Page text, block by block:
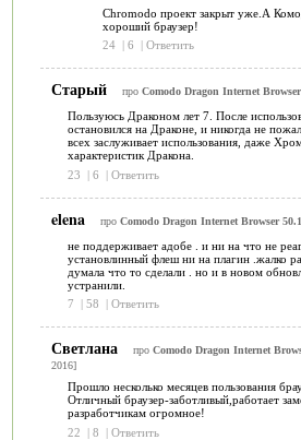
Chromodo проект закрыт уже.А
хороший браузер!
24 | 6 | Ответить
Старый про Comodo Dragon Internet
Пользуюсь Драконом лет 7. После
остановился на Драконе, и никогда не
всех заслуживает использования, даже
характеристик Дракона.
23
| 6 | Ответить
elena про Comodo Dragon Internet Browser
не поддерживает адобе . и ни на что не
установлинный флеш ни на плагин .жалко
думала что то сделали . но и в новом
устранили.
7
| 58 | Ответить
Светлана про Comodo Dragon Internet
2016]
Прошло несколько месяцев пользования
Отличный браузер-заботливый,работает
разработчикам огромное!
22
| 8 | Ответить